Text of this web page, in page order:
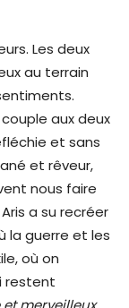
Les deux
au terrain
aux deux
et sans
et rêveur,
nous faire
a su recréer
la guerre et les
où on
restent